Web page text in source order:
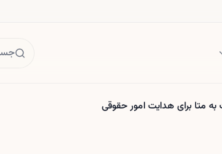
متا برای هدایت امور حقوقی